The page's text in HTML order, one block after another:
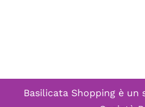
Basilicata Shopping è un